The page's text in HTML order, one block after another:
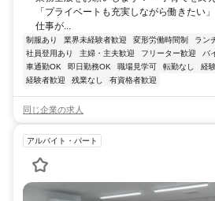
「プライベートも充実しながら働きたい
仕事が...
制服あり 業界未経験者歓迎 変形労働時間制 ラン
社員登用あり
主婦・主夫歓迎 フリーター歓迎 バ
車通勤OK
即日勤務OK 職場見学可 転勤なし 経
経験者歓迎
残業なし 有資格者歓迎
同じ企業の求人
アルバイト・パート